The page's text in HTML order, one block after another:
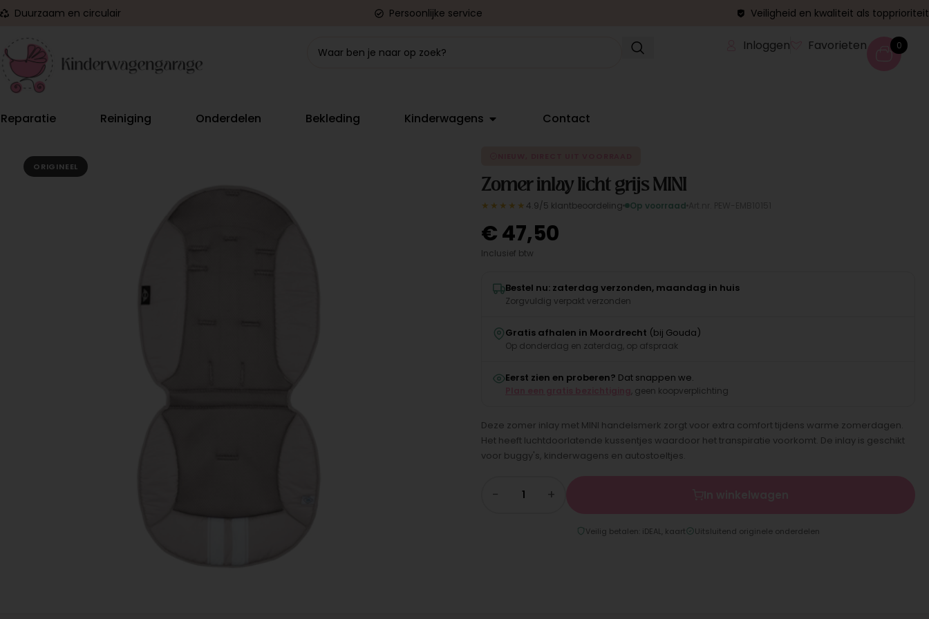
Duurzaam en circulair Persoonlijke service Veiligheid en kwaliteit als topprioriteit
Inloggen Favorieten 0
Reparatie Reiniging Onderdelen Bekleding Kinderwagens Contact
ORIGINEEL
Zomer inlay licht grijs MINI
★★★★★ 4.9/5 klantbeoordeling Op voorraad
€47,50
Inclusief btw
Bestel nu: zaterdag verzonden, maandag in huis
Zorgvuldig verpakt verzonden
Gratis afhalen in Moordrecht (bij Gouda)
Op donderdag en zaterdag, op afspraak
Eerst zien en proberen? Dat snappen we.
, geen koopverplichting
Deze zomer inlay met MINI handelsmerk zorgt voor extra comfort tijdens warme zomerdagen.
Het heeft luchtdoorlatende kussentjes waardoor het transpiratie voorkomt. De inlay is geschikt
voor buggy's, kinderwagens en autostoeltjes.
− +
Veilig betalen: iDEAL, kaart Uitsluitend originele onderdelen